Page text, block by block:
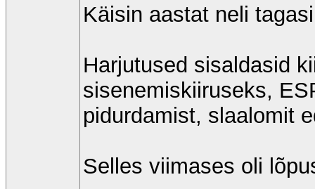
Käisin aastat neli
Harjutused sisaldasid
sisenemiskiiruseks,
pidurdamist, slaalomit
Selles viimases oli